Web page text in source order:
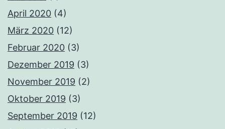
April 2020 (4)
März 2020 (12)
Februar 2020 (3)
Dezember 2019 (3)
November 2019 (2)
Oktober 2019 (3)
September 2019 (12)